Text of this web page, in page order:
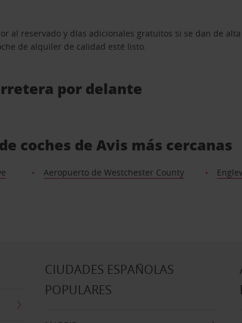
al reservado y días adicionales gratuitos si se dan de
de alquiler de calidad esté listo.
por delante
coches de Avis más cercanas
Aeropuerto de Westchester County
CIUDADES ESPAÑOLAS
POPULARES